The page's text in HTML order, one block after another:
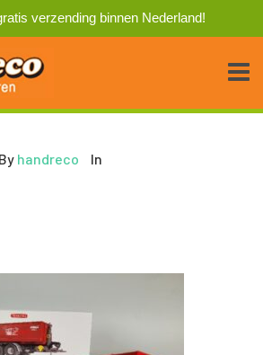
verzending binnen Nederland!
By handreco In